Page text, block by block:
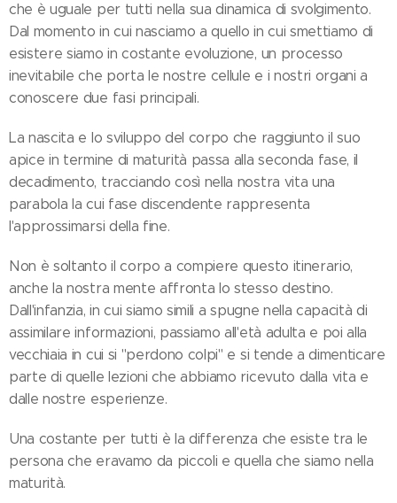
che è uguale per tutti nella sua dinamica di svolgimento.
Dal momento in cui nasciamo a quello in cui smettiamo di
esistere siamo in costante evoluzione, un processo
inevitabile che porta le nostre cellule e i nostri organi a
conoscere due fasi principali.
La nascita e lo sviluppo del corpo che raggiunto il suo
apice in termine di maturità passa alla seconda fase, il
decadimento, tracciando così nella nostra vita una
parabola la cui fase discendente rappresenta
l'approssimarsi della fine.
Non è soltanto il corpo a compiere questo itinerario,
anche la nostra mente affronta lo stesso destino.
Dall'infanzia, in cui siamo simili a spugne nella capacità di
assimilare informazioni, passiamo all'età adulta e poi alla
vecchiaia in cui si "perdono colpi" e si tende a dimenticare
parte di quelle lezioni che abbiamo ricevuto dalla vita e
dalle nostre esperienze.
Una costante per tutti è la differenza che esiste tra le
persona che eravamo da piccoli e quella che siamo nella
maturità.